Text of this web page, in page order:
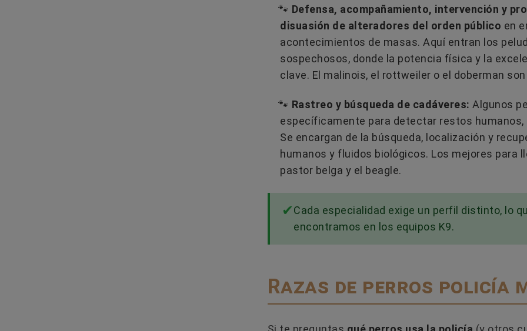
🐾 Defensa, acompañamiento, intervención y
disuasión de alteradores del orden público en
acontecimientos de masas. Aquí entran los
sospechosos, donde la potencia física y la
clave. El malinois, el rottweiler o el doberman
🐾 Rastreo y búsqueda de cadáveres: Algunos
específicamente para detectar restos
Se encargan de la búsqueda, localización y
humanos y fluidos biológicos. Los mejores para
pastor belga y el beagle.
Cada especialidad exige un perfil distinto, lo
encontramos en los equipos K9.
Razas de perros policía